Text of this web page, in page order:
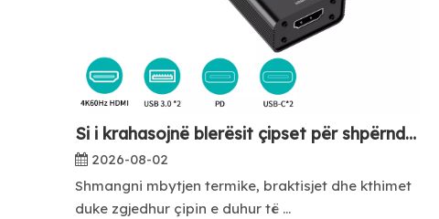
Si i krahasojnë blerësit çipset për shpërndarës të personalizuar USB C?
2026-08-02
Shmangni mbytjen termike, braktisjet dhe kthimet
duke zgjedhur çipin e duhur të ...